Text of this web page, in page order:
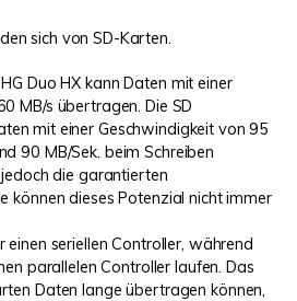
sich von SD-Karten.
Duo HX kann Daten mit einer
MB/s übertragen. Die SD
mit einer Geschwindigkeit von 95
90 MB/Sek. beim Schreiben
die garantierten
können dieses Potenzial nicht immer
einen seriellen Controller, während
parallelen Controller laufen. Das
Daten lange übertragen können,